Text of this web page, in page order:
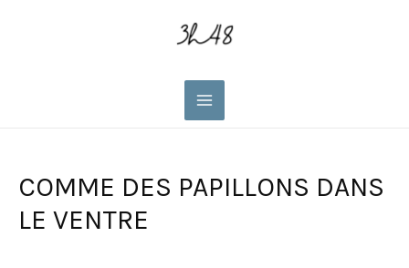
Main
COMME DES PAPILLONS DANS
LE VENTRE